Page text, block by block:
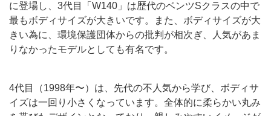
に登場し、3代目「W140」は歴代のベンツSクラスの中で
最もボディサイズが大きいです。また、ボディサイズが大
きい為に、環境保護団体からの批判が相次ぎ、人気があま
りなかったモデルとしても有名です。
4代目（1998年〜）は、先代の不人気から学び、ボディサ
イズは一回り小さくなっています。全体的に柔らかい丸み